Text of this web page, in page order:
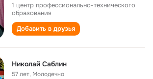
1 центр профессионально-технического
образования
Добавить в друзья
Николай Саблин
57 лет, Молодечно